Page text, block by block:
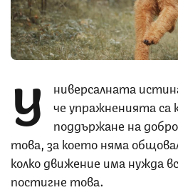
У
ниверсалната
че упражненията са
поддържане на
това, за което няма
колко движение има нужда
постигне това.